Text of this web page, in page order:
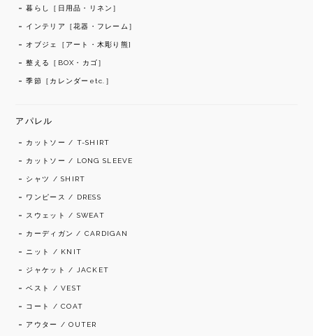
暮らし［日用品・リネン］
インテリア［花器・フレーム］
オブジェ［アート・木彫り熊]
整える［BOX・カゴ］
季節［カレンダーetc.］
アパレル
カットソー / T-SHIRT
カットソー / LONG SLEEVE
シャツ / SHIRT
ワンピース / DRESS
スウェット / SWEAT
カーディガン / CARDIGAN
ニット / KNIT
ジャケット / JACKET
ベスト / VEST
コート / COAT
アウター / OUTER